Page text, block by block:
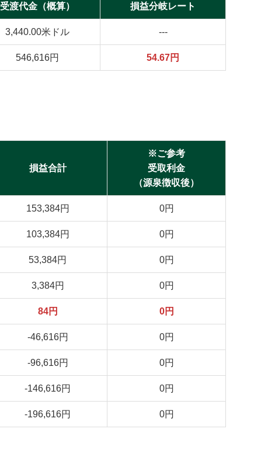
受渡代金（概算） 損益分岐レート
3,440.00米ドル ---
546,616円 54.67円
損益合計
※ご参考
受取利金
（源泉徴収後）
153,384円 0円
103,384円 0円
53,384円 0円
3,384円 0円
84円 0円
-46,616円 0円
-96,616円 0円
-146,616円 0円
-196,616円 0円